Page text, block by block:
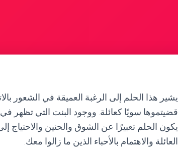
يشير هذا الحلم إلى الرغبة العميقة في الشعور
قضيتموها سويًا كعائلة. ووجود البنت التي تظهر
يكون الحلم تعبيرًا عن الشوق والحنين والاحتياج
العائلة والاهتمام بالأحباء الذين ما زالوا معك.